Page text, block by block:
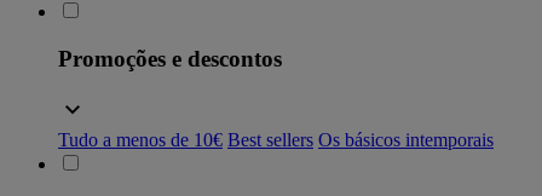
Promoções e descontos
Tudo a menos de 10€ Best sellers Os básicos intemporais